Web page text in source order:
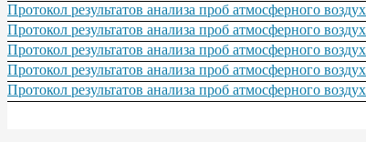
Протокол результатов анализа проб атмосферного
Протокол результатов анализа проб атмосферного
Протокол результатов анализа проб атмосферного
Протокол результатов анализа проб атмосферного
Протокол результатов анализа проб атмосферного